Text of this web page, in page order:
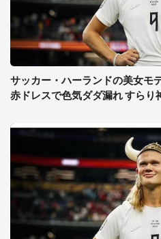
サッカー・ハーランドの美女モ
赤ドレスで色気ダダ漏れ すらり